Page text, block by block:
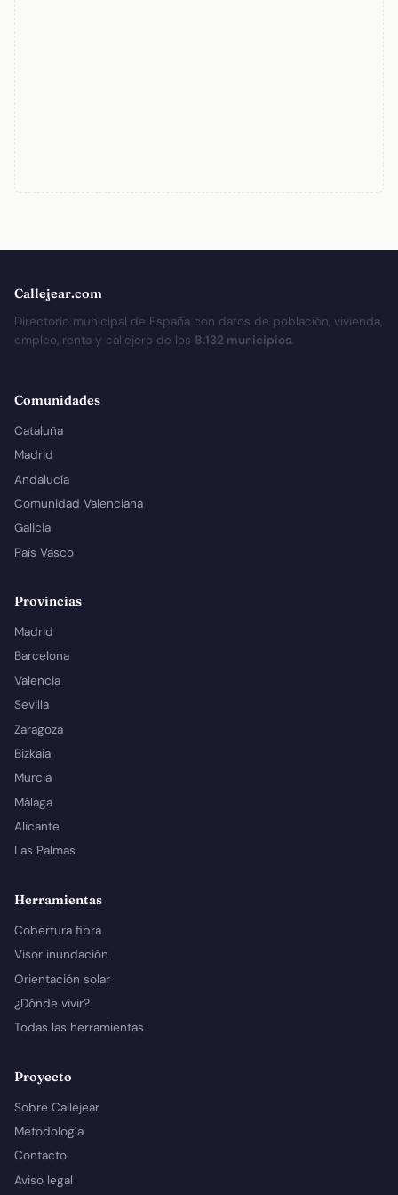
Callejear.com
Directorio municipal de España con datos de población, vivienda,
empleo, renta y callejero de los 8.132 municipios.
Comunidades
Cataluña
Madrid
Andalucía
Comunidad Valenciana
Galicia
País Vasco
Provincias
Madrid
Barcelona
Valencia
Sevilla
Zaragoza
Bizkaia
Murcia
Málaga
Alicante
Las Palmas
Herramientas
Cobertura fibra
Visor inundación
Orientación solar
¿Dónde vivir?
Todas las herramientas
Proyecto
Sobre Callejear
Metodología
Contacto
Aviso legal